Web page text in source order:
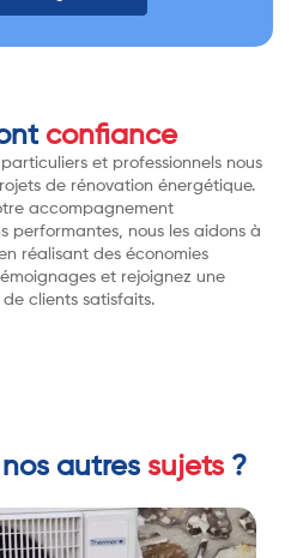
confiance
et professionnels nous
de rénovation énergétique.
accompagnement
performantes, nous les aidons à
réalisant des économies
et rejoignez une
clients satisfaits.
autres sujets ?